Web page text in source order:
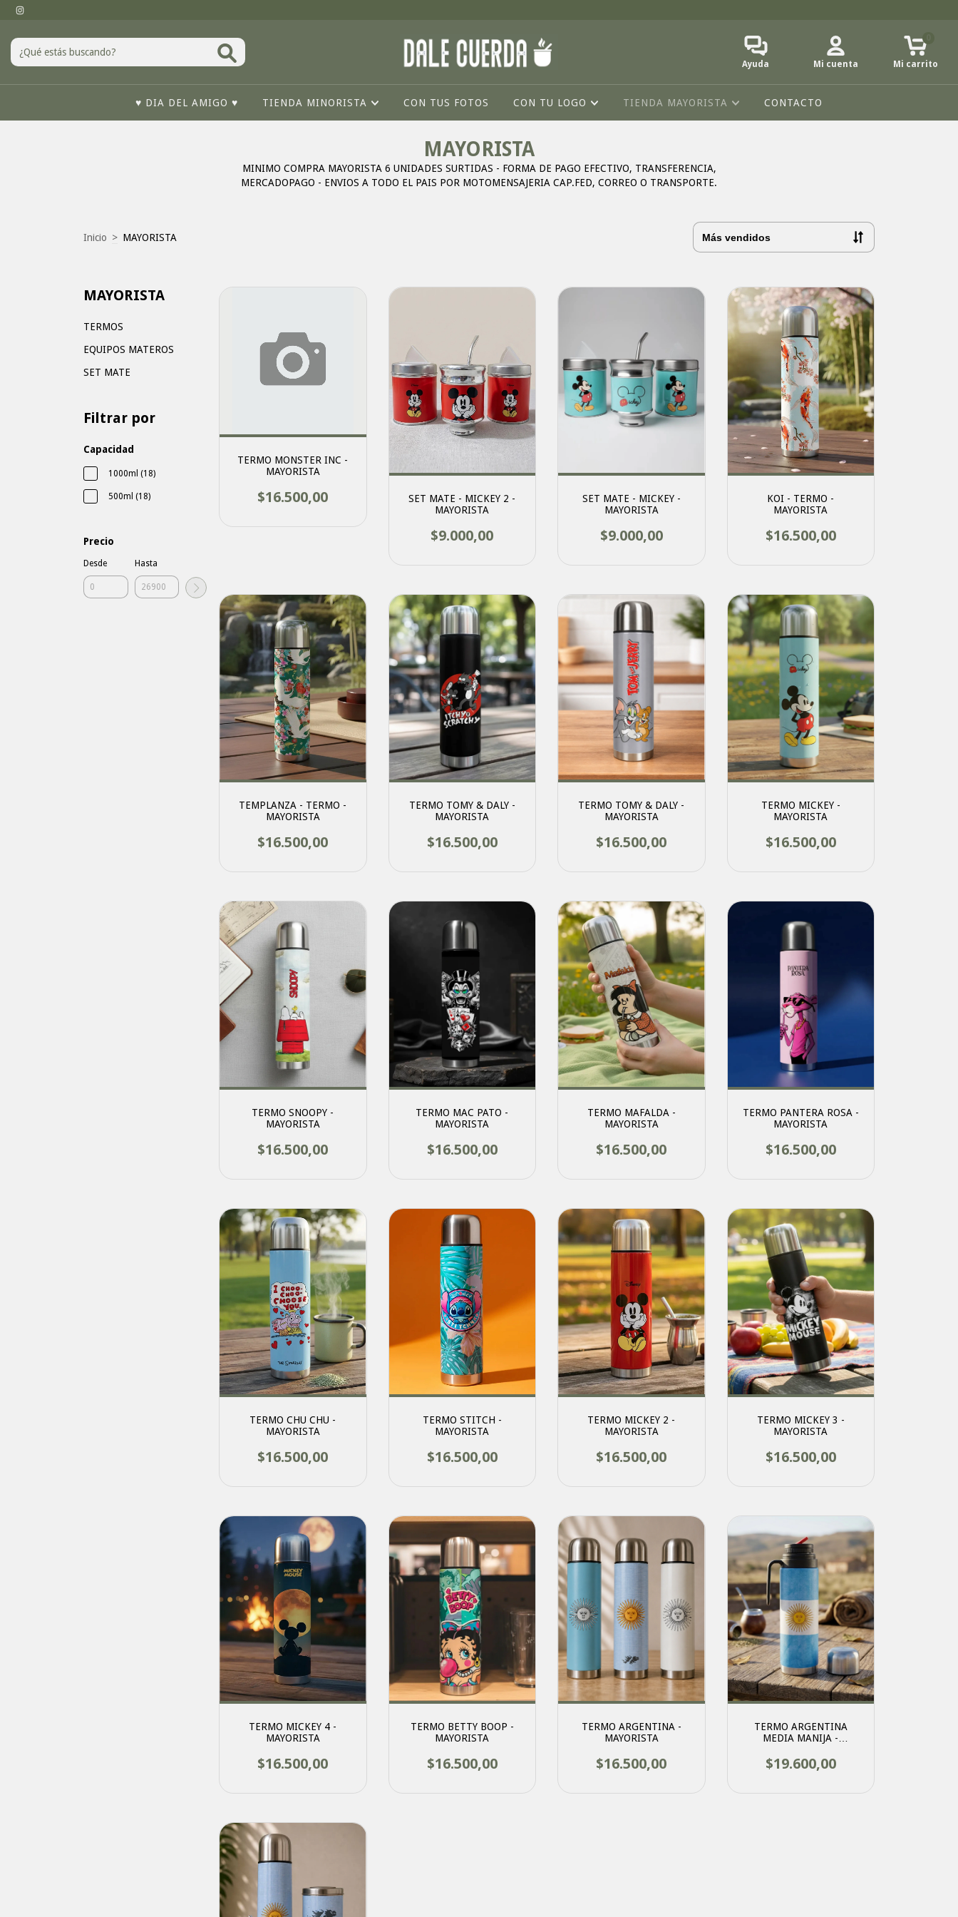
Ayuda Mi cuenta Mi carrito
♥ DIA DEL AMIGO ♥ TIENDA MINORISTA CON TUS FOTOS CON TU LOGO TIENDA MAYORISTA CONTACTO
MAYORISTA
MINIMO COMPRA MAYORISTA 6 UNIDADES SURTIDAS - FORMA DE PAGO EFECTIVO, TRANSFERENCIA,
MERCADOPAGO - ENVIOS A TODO EL PAIS POR MOTOMENSAJERIA CAP.FED, CORREO O TRANSPORTE.
Inicio > MAYORISTA
MAYORISTA
TERMOS
EQUIPOS MATEROS
SET MATE
Filtrar por
Capacidad
1000ml (18)
500ml (18)
Precio
Desde Hasta
TERMO MONSTER INC -
MAYORISTA
$16.500,00
SET MATE - MICKEY 2 -
MAYORISTA
$9.000,00
SET MATE - MICKEY -
MAYORISTA
$9.000,00
KOI - TERMO -
MAYORISTA
$16.500,00
TEMPLANZA - TERMO -
MAYORISTA
$16.500,00
TERMO TOMY & DALY -
MAYORISTA
$16.500,00
TERMO TOMY & DALY -
MAYORISTA
$16.500,00
TERMO MICKEY -
MAYORISTA
$16.500,00
TERMO SNOOPY -
MAYORISTA
$16.500,00
TERMO MAC PATO -
MAYORISTA
$16.500,00
TERMO MAFALDA -
MAYORISTA
$16.500,00
TERMO PANTERA ROSA -
MAYORISTA
$16.500,00
TERMO CHU CHU -
MAYORISTA
$16.500,00
TERMO STITCH -
MAYORISTA
$16.500,00
TERMO MICKEY 2 -
MAYORISTA
$16.500,00
TERMO MICKEY 3 -
MAYORISTA
$16.500,00
TERMO MICKEY 4 -
MAYORISTA
$16.500,00
TERMO BETTY BOOP -
MAYORISTA
$16.500,00
TERMO ARGENTINA -
MAYORISTA
$16.500,00
TERMO ARGENTINA
MEDIA MANIJA -
$19.600,00